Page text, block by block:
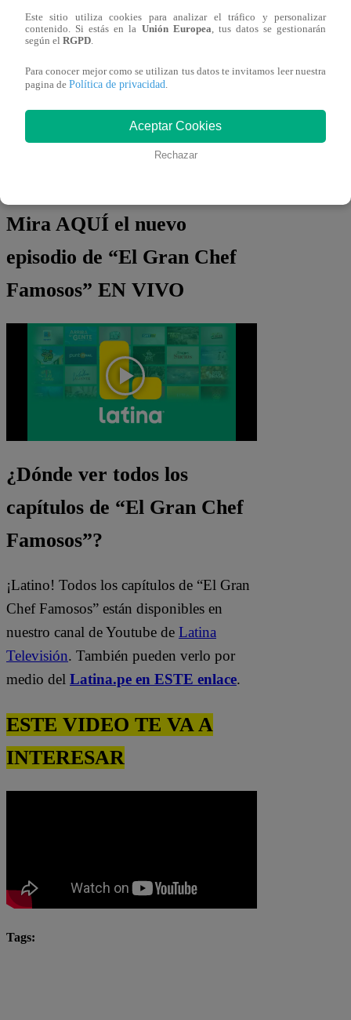
para ponerlos a prueba.Stephanie Pellny
“La Gastronauta” y Aurelio Loret de
vigilarán muy de cerca cómo se
“Pechuga de pato con
Mira AQUÍ el nuevo
episodio de “El Gran Chef
Famosos” EN VIVO
¿Dónde ver todos los
capítulos de “El Gran Chef
Famosos”?
¡Latino! Todos los capítulos de “El Gran
Chef Famosos” están disponibles en
nuestro canal de Youtube de Latina
Televisión. También pueden verlo por
medio del Latina.pe en ESTE enlace.
ESTE VIDEO TE VA A
INTERESAR
Tags:
Este sitio utiliza cookies para analizar el tráfico y personalizar
contenido. Si estás en la Unión Europea, tus datos se gestionarán
según el RGPD.
Para conocer mejor como se utilizan tus datos te invitamos leer nuestra
pagina de Política de privacidad.
Aceptar Cookies
Rechazar